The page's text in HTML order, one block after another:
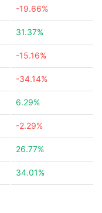
-19.66%
31.37%
-15.16%
-34.14%
6.29%
-2.29%
26.77%
34.01%